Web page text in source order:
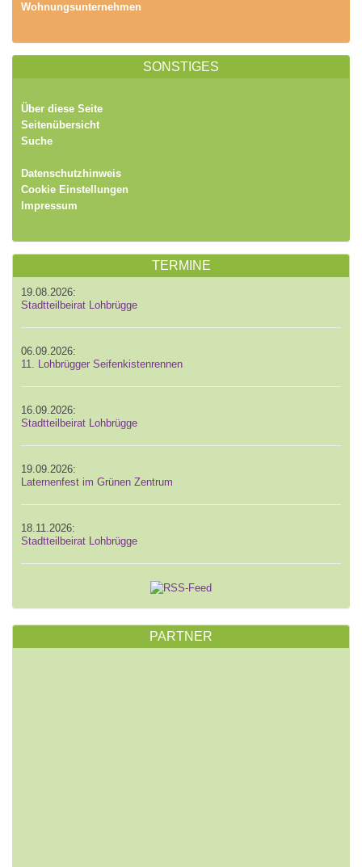
Wohnungsunternehmen
SONSTIGES
Über diese Seite
Seitenübersicht
Suche
Datenschutzhinweis
Cookie Einstellungen
Impressum
TERMINE
19.08.2026:
Stadtteilbeirat Lohbrügge
06.09.2026:
11. Lohbrügger Seifenkistenrennen
16.09.2026:
Stadtteilbeirat Lohbrügge
19.09.2026:
Laternenfest im Grünen Zentrum
18.11.2026:
Stadtteilbeirat Lohbrügge
PARTNER